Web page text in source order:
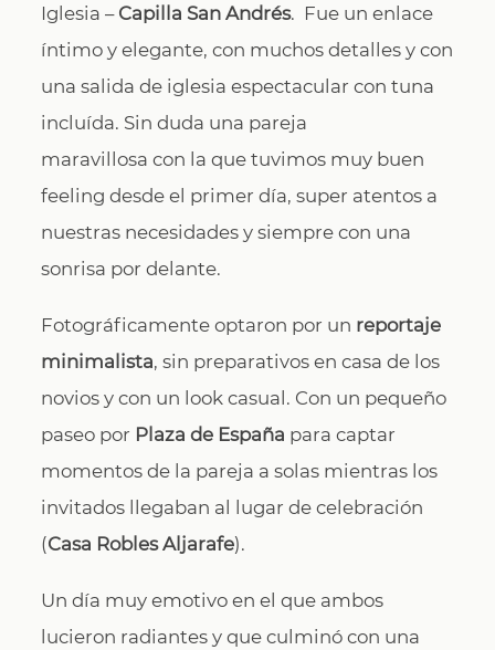
Iglesia – Capilla San Andrés. Fue un enlace
íntimo y elegante, con muchos detalles y con
una salida de iglesia espectacular con tuna
incluída. Sin duda una pareja
maravillosa con la que tuvimos muy buen
feeling desde el primer día, super atentos a
nuestras necesidades y siempre con una
sonrisa por delante.
Fotográficamente optaron por un reportaje
minimalista, sin preparativos en casa de los
novios y con un look casual. Con un pequeño
paseo por Plaza de España para captar
momentos de la pareja a solas mientras los
invitados llegaban al lugar de celebración
(Casa Robles Aljarafe).
Un día muy emotivo en el que ambos
lucieron radiantes y que culminó con una